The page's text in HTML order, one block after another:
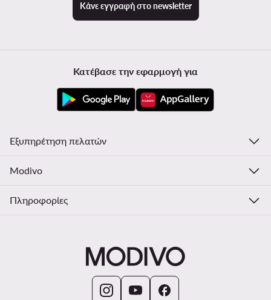
Κάνε εγγραφή στο newsletter
Κατέβασε την εφαρμογή για
Εξυπηρέτηση πελατών
Modivo
Πληροφορίες